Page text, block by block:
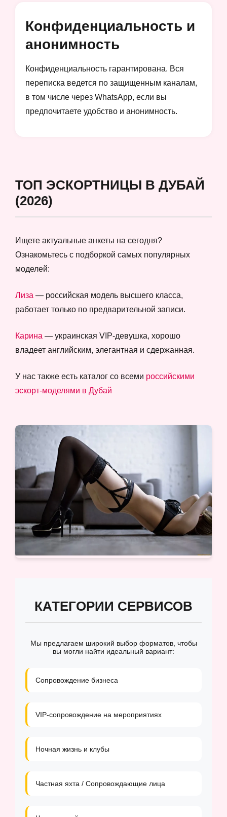
Конфиденциальность и
анонимность
Конфиденциальность гарантирована. Вся
переписка ведется по защищенным каналам,
в том числе через WhatsApp, если вы
предпочитаете удобство и анонимность.
ТОП ЭСКОРТНИЦЫ В ДУБАЙ
(2026)
Ищете актуальные анкеты на сегодня?
Ознакомьтесь с подборкой самых популярных
моделей:
Лиза — российская модель высшего класса,
работает только по предварительной записи.
Карина — украинская VIP-девушка, хорошо
владеет английским, элегантная и сдержанная.
У нас также есть каталог со всеми российскими
эскорт-моделями в Дубай
КАТЕГОРИИ СЕРВИСОВ
Мы предлагаем широкий выбор форматов, чтобы
вы могли найти идеальный вариант:
Сопровождение бизнеса
VIP-сопровождение на мероприятиях
Ночная жизнь и клубы
Частная яхта / Сопровождающие лица